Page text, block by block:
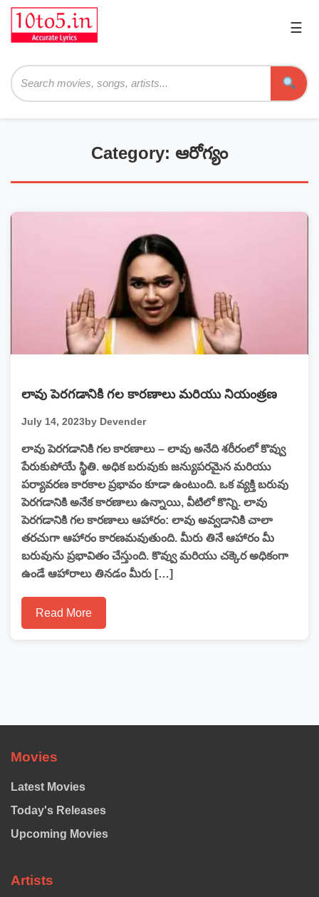
☰
Category: ఆరోగ్యం
లావు పెరగడానికి గల కారణాలు మరియు నియంత్రణ
July 14, 2023by Devender
లావు పెరగడానికి గల కారణాలు – లావు అనేది శరీరంలో కొవ్వు
పేరుకుపోయే స్థితి. అధిక బరువుకు జన్యుపరమైన మరియు
పర్యావరణ కారకాల ప్రభావం కూడా ఉంటుంది. ఒక వ్యక్తి బరువు
పెరగడానికి అనేక కారణాలు ఉన్నాయి, వీటిలో కొన్ని. లావు
పెరగడానికి గల కారణాలు ఆహారం: లావు అవ్వడానికి చాలా
తరచుగా ఆహారం కారణమవుతుంది. మీరు తినే ఆహారం మీ
బరువును ప్రభావితం చేస్తుంది. కొవ్వు మరియు చక్కెర అధికంగా
ఉండే ఆహారాలు తినడం మీరు […]
Read More
Movies
Latest Movies
Today's Releases
Upcoming Movies
Artists